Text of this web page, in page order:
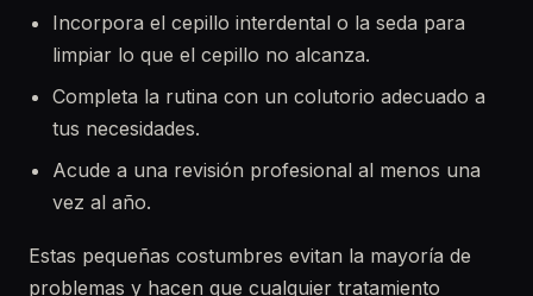
Incorpora el cepillo interdental o la seda para
limpiar lo que el cepillo no alcanza.
Completa la rutina con un colutorio adecuado a
tus necesidades.
Acude a una revisión profesional al menos una
vez al año.
Estas pequeñas costumbres evitan la mayoría de
problemas y hacen que cualquier tratamiento